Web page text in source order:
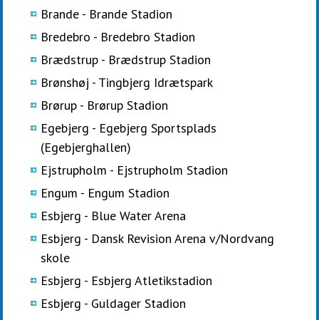
Brande - Brande Stadion
Bredebro - Bredebro Stadion
Brædstrup - Brædstrup Stadion
Brønshøj - Tingbjerg Idrætspark
Brørup - Brørup Stadion
Egebjerg - Egebjerg Sportsplads
(Egebjerghallen)
Ejstrupholm - Ejstrupholm Stadion
Engum - Engum Stadion
Esbjerg - Blue Water Arena
Esbjerg - Dansk Revision Arena v/Nordvang
skole
Esbjerg - Esbjerg Atletikstadion
Esbjerg - Guldager Stadion